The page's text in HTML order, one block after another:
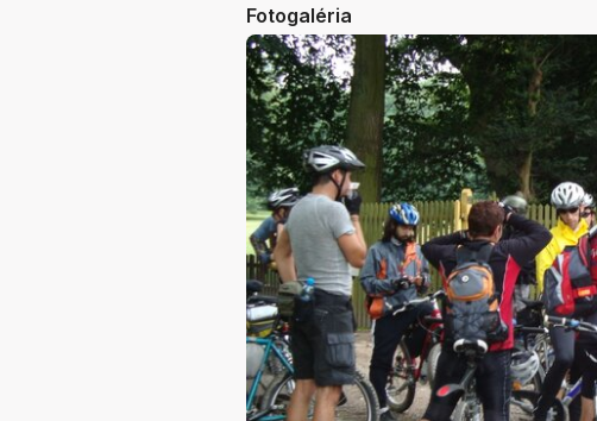
Fotogaléria